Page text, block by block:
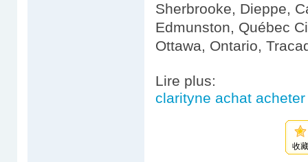
Sherbrooke, Dieppe,
Edmunston, Québec
Ottawa, Ontario,
Lire plus:
clarityne achat
收